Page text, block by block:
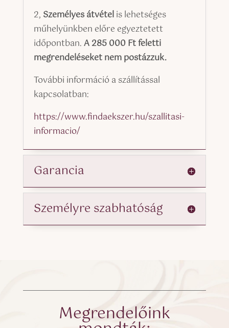
2, Személyes átvételis lehetséges
műhelyünkben előre egyeztetett
időpontban.A 285 000 Ft feletti
megrendeléseket nem postázzuk.
További információ a szállítással
kapcsolatban:
https://www.findaekszer.hu/szallitasi-
informacio/
Garancia
Személyre szabhatóság
Megrendelőink